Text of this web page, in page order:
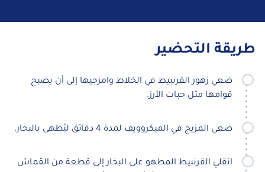
طريقة التحضير
ضعي زهور القرنبيط في الخلاط وامزجيها إلى أن يصبح
قوامها مثل حبات الأرز.
ضعي المزيج في الميكروويف لمدة 4 دقائق ليُطهى بالبخار.
انقلي القرنبيط المطهو على البخار إلى قطعة من القماش